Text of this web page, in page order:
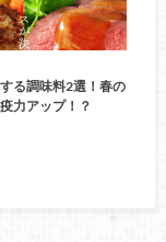
る調味料2選！春の
力アップ！？